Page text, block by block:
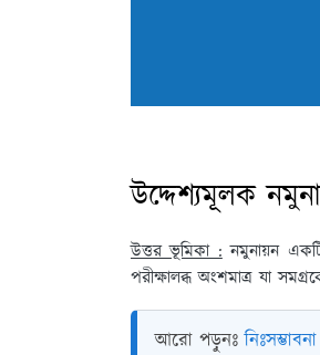
উদ্দেশ্যমূলক
উত্তর ভূমিকা :নমুনায়ন
পরীক্ষালব্ধ অংশমাত্র যা
আরো পড়ুনঃ